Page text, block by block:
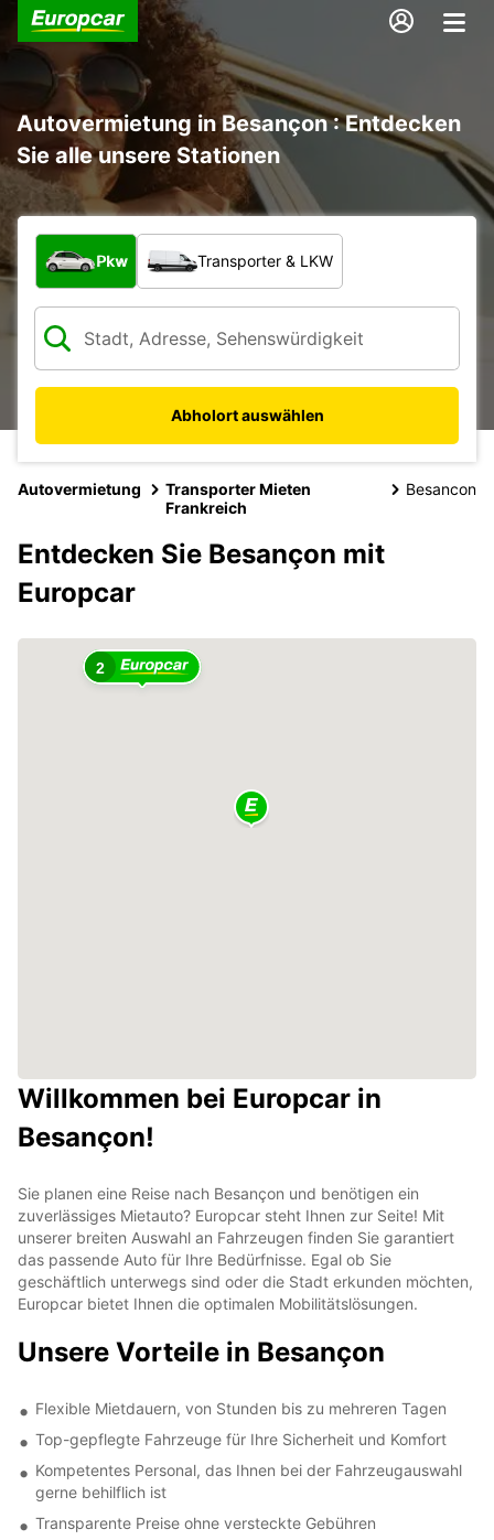
Autovermietung in Besançon : Entdecken
Sie alle unsere Stationen
Welche Art von Fahrzeug?
Pkw Transporter & LKW
Abholort auswählen
Autovermietung
Transporter Mieten
Frankreich
Besancon
Entdecken Sie Besançon mit
Europcar
2
Willkommen bei Europcar in
Besançon!
Sie planen eine Reise nach Besançon und benötigen ein
zuverlässiges Mietauto? Europcar steht Ihnen zur Seite! Mit
unserer breiten Auswahl an Fahrzeugen finden Sie garantiert
das passende Auto für Ihre Bedürfnisse. Egal ob Sie
geschäftlich unterwegs sind oder die Stadt erkunden möchten,
Europcar bietet Ihnen die optimalen Mobilitätslösungen.
Unsere Vorteile in Besançon
Flexible Mietdauern, von Stunden bis zu mehreren Tagen
Top-gepflegte Fahrzeuge für Ihre Sicherheit und Komfort
Kompetentes Personal, das Ihnen bei der Fahrzeugauswahl
gerne behilflich ist
Transparente Preise ohne versteckte Gebühren